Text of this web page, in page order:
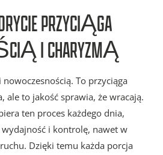
PRZYCIĄGA
I CHARYZMĄ
To przyciąga
ale to jakość sprawia, że wracają.
ten proces każdego dnia,
i kontrolę, nawet w
Dzięki temu każda porcja